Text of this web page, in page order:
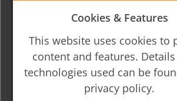
Cookies & Features
This website uses cookies to
content and features.
technologies used can be
privacy policy.